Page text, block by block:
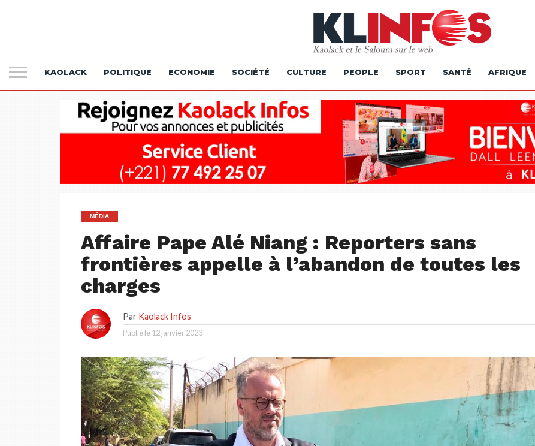
KAOLACK POLITIQUE ECONOMIE SOCIÉTÉ CULTURE PEOPLE SPORT SANTÉ AFRIQUE
MÉDIA
Affaire Pape Alé Niang : Reporters sans
frontières appelle à l’abandon de toutes les
charges
Par Kaolack Infos
Publié le 12 janvier 2023